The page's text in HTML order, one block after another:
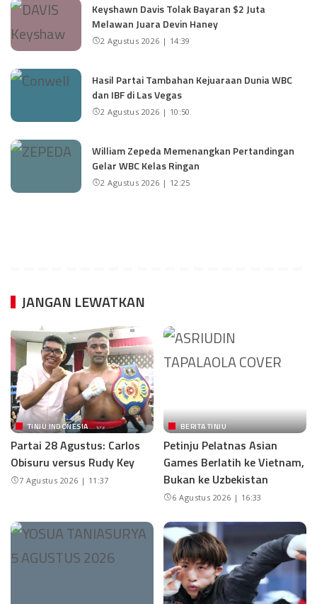
Keyshawn Davis Tolak Bayaran $2 Juta
Melawan Juara Devin Haney
2 Agustus 2026 | 14:39
Hasil Partai Tambahan Kejuaraan Dunia WBC
dan IBF di Las Vegas
2 Agustus 2026 | 10:50
William Zepeda Memenangkan Pertandingan
Gelar WBC Kelas Ringan
2 Agustus 2026 | 12:25
JANGAN LEWATKAN
TINJU INDONESIA
Partai 28 Agustus: Carlos
Obisuru versus Rudy Key
7 Agustus 2026 | 11:37
BERITA TINJU
Petinju Pelatnas Asian
Games Berlatih ke Vietnam,
Bukan ke Uzbekistan
6 Agustus 2026 | 16:33